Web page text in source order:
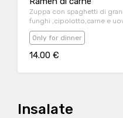
Zuppa con spaghetti di
funghi ,cipolotto,carne e
Only for dinner
14.00 €
Insalate